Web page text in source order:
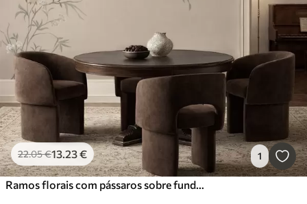
22.05€13.23€ 1
Ramos florais com pássaros sobre fundo bege quente